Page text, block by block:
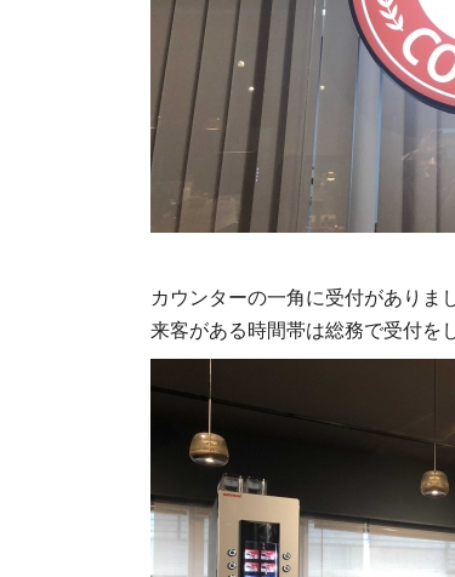
カウンターの一角に受付がありま
来客がある時間帯は総務で受付を